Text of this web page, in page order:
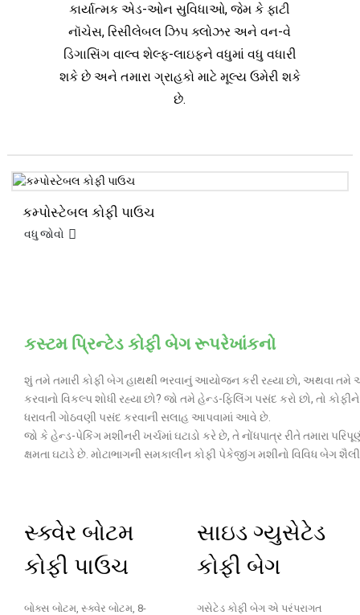
કાર્યાત્મક એડ-ઓન સુવિધાઓ, જેમ કે ફાટી
નૉચેસ, રિસીલેબલ ઝિપ ક્લોઝર અને વન-વે
ડિગાસિંગ વાલ્વ શેલ્ફ-લાઇફને વધુમાં વધુ વધારી
શકે છે અને તમારા ગ્રાહકો માટે મૂલ્ય ઉમેરી શકે
છે.
કમ્પોસ્ટેબલ કોફી પાઉચ
વધુ જોવો
કસ્ટમ પ્રિન્ટેડ કોફી બેગ રૂપરેખાંકનો
શું તમે તમારી કોફી બેગ હાથથી ભરવાનું આયોજન કરી રહ્યા છો, અથવા તમે
કરવાનો વિકલ્પ શોધી રહ્યા છો? જો તમે હેન્ડ-ફિલિંગ પસંદ કરો છો, તો
ધરાવતી ગોઠવણી પસંદ કરવાની સલાહ આપવામાં આવે છે.
જો કે હેન્ડ-પેકિંગ મશીનરી ખર્ચમાં ઘટાડો કરે છે, તે નોંધપાત્ર રીતે તમારા
ક્ષમતા ઘટાડે છે. મોટાભાગની સમકાલીન કોફી પેકેજીંગ મશીનો વિવિધ
સ્ક્વેર બોટમ
કોફી પાઉચ
બોક્સ બોટમ, સ્ક્વેર બોટમ, 8-
સાઇડ ગ્યુસેટેડ
કોફી બેગ
ગસેટેડ કોફી બેગ એ પરંપરાગત